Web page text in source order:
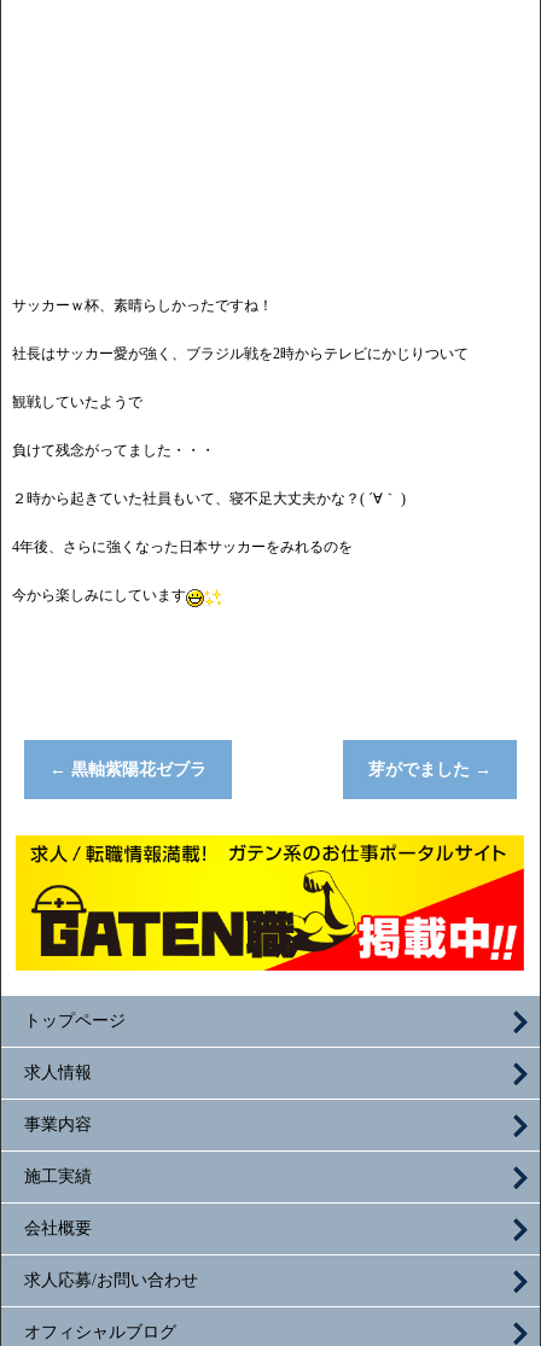
サッカーｗ杯、素晴らしかったですね！
社長はサッカー愛が強く、ブラジル戦を2時からテレビにかじりついて
観戦していたようで
負けて残念がってました・・・
２時から起きていた社員もいて、寝不足大丈夫かな？( ´∀｀ )
4年後、さらに強くなった日本サッカーをみれるのを
今から楽しみにしています
← 黒軸紫陽花ゼブラ 芽がでました →
トップページ
求人情報
事業内容
施工実績
会社概要
求人応募/お問い合わせ
オフィシャルブログ